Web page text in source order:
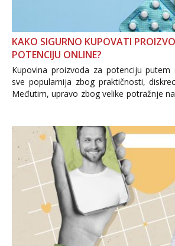
KAKO SIGURNO KUPOVATI
POTENCIJU ONLINE?
Kupovina proizvoda za potenciju
sve popularnija zbog praktičnosti,
Međutim, upravo zbog velike potražnje
i brojni krivotvoreni proizvodi,